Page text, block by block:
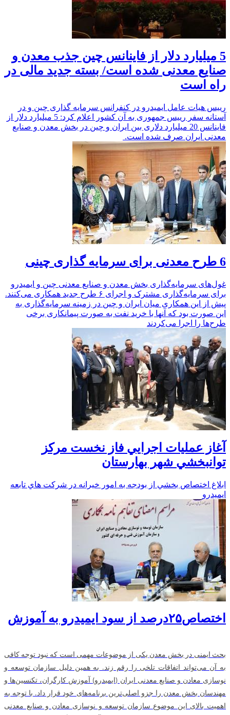
5 میلیارد دلار از فاینانس چین جذب معدن و
صنایع معدنی شده است/ بسته جدید مالی در
راه است
رییس هیات عامل ایمیدرو در کنفرانس سرمایه گذاری چین و در
آستانه سفر رییس جمهوری به آن کشور اعلام کرد: 5 میلیارد دلار از
فاینانس 20 میلیارد دلاری بین ایران و چین در بخش معدن و صنایع
معدنی ایران صرف شده است.
6 طرح معدنی برای سرمایه گذاری چینی
غول‌های سرمایه‌گذاری بخش معدن و صنایع معدنی چین و ایمیدرو
برای سرمایه‌گذاری مشترک و اجرای ۶ طرح جدید همکاری می‌کنند.
پیش از این همکاری میان ایران و چین در زمینه سرمایه‌گذاری به
این صورت بود که آنها با خرید نفت به صورت پیمانکاری برخی
طرح‌ها را اجرا می‌کردند
آغاز عمليات اجرايي فاز نخست مركز
توانبخشي شهر بهارستان
ابلاغ اختصاص بخشي از بودجه به امور خيرانه در شركت هاي تابعه
ايميدرو
اختصاص۲۵درصد از سود ایمیدرو به آموزش
بحث ایمنی در بخش معدن یکی از موضوعات مهمی است که نبود توجه کافی
به آن می‌تواند اتفاقات تلخی را رقم زند. به همین دلیل سازمان توسعه و
نوسازی معادن و صنایع معدنی ایران (ایمیدرو) آموزش کارگران، تکنسین‌ها و
مهندسان بخش معدن را جزو اصلی‌ترین برنامه‌های خود قرار داد. با توجه به
اهمیت بالای این موضوع سازمان توسعه و نوسازی معادن و صنایع معدنی